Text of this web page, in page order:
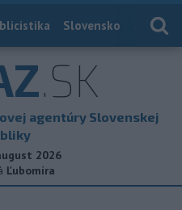
Slovensko
.SK
agentúry Slovenskej
2026
Ľubomíra